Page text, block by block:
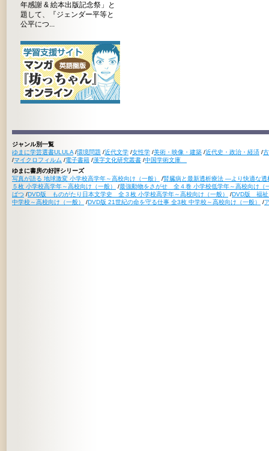
年感謝 & 絵本出版記念祭」と
題して、『ジェンダー平等と
公平につ...
ジャンル別一覧
ゆまに学芸選書ULULA /環境問題 /近代文学 /女性学 /美術・映像・建築 /近代史・政治・経済 /
/マイクロフィルム /電子書籍 /漢字文化研究叢書 /中国学術文庫
ゆまに書房の好評シリーズ
写真が語る 地球激変 小学校高学年～高校向け（一般）
/腎臓病と最新透析療法 ―より快適な
５枚 小学校高学年～高校向け（一般）
/最強動物をさがせ 全４巻 小学校低学年～高校向け（
ばつ /DVD版 ものがたり日本文学史 全３枚 小学校高学年～高校向け（一般） /DVD版 福祉
中学校～高校向け（一般）
/DVD版 21世紀の命を守る仕事 全3枚 中学校～高校向け（一般） /